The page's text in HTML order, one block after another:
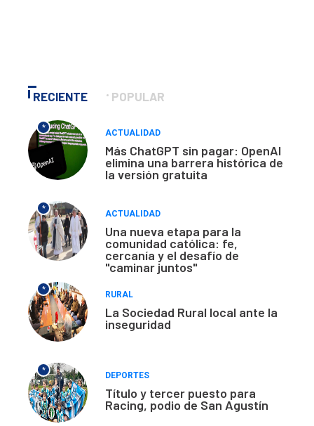
RECIENTE POPULAR
*
ACTUALIDAD
Más ChatGPT sin pagar: OpenAI
elimina una barrera histórica de
la versión gratuita
*
ACTUALIDAD
Una nueva etapa para la
comunidad católica: fe,
cercanía y el desafío de
"caminar juntos"
*
RURAL
La Sociedad Rural local ante la
inseguridad
*
DEPORTES
Título y tercer puesto para
Racing, podio de San Agustín